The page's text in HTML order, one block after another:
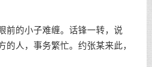
的小子难缠。话锋一转，说
的人，事务繁忙。约张某来此，